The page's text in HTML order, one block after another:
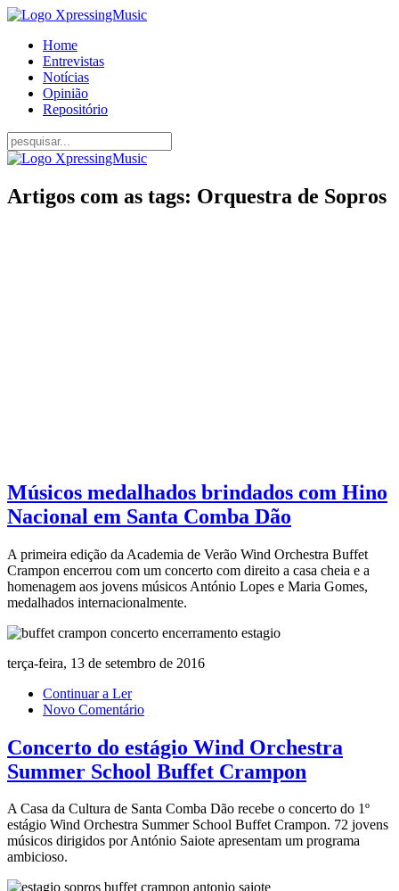
Home
Entrevistas
Notícias
Opinião
Repositório
Artigos com as tags: Orquestra de Sopros
Músicos medalhados brindados com Hino
Nacional em Santa Comba Dão
A primeira edição da Academia de Verão Wind Orchestra Buffet
Crampon encerrou com um concerto com direito a casa cheia e a
homenagem aos jovens músicos António Lopes e Maria Gomes,
medalhados internacionalmente.
terça-feira, 13 de setembro de 2016
Continuar a Ler
Novo Comentário
Concerto do estágio Wind Orchestra
Summer School Buffet Crampon
A Casa da Cultura de Santa Comba Dão recebe o concerto do 1º
estágio Wind Orchestra Summer School Buffet Crampon. 72 jovens
músicos dirigidos por António Saiote apresentam um programa
ambicioso.